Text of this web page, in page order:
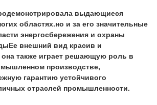
выдающиеся
областях.но и за его значительные
энергосбережения и охраны
внешний вид красив и
она также играет решающую роль в
производстве,
гарантию устойчивого
отраслей промышленности.